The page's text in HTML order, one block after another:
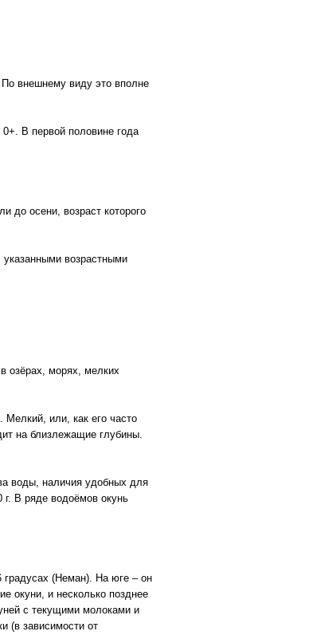
внешнему виду это вполне
0+. В первой половине года
до осени, возраст которого
возрастными
озёрах, морях, мелких
или, как его часто
на близлежащие глубины.
воды, наличия удобных для
г. В ряде водоёмов окунь
градусах (Неман). На юге – он
окуни, и несколько позднее
с текущими молоками и
(в зависимости от